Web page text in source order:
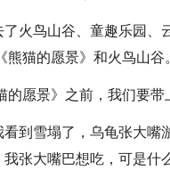
火鸟山谷、童趣乐园、
猫的愿景》和火鸟山谷
的愿景》之前，我们要
到雪塌了，乌龟张大嘴
张大嘴巴想吃，可是什